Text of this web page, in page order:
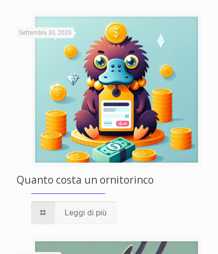
Settembre 30, 2025
Quanto costa un ornitorinco
Leggi di più